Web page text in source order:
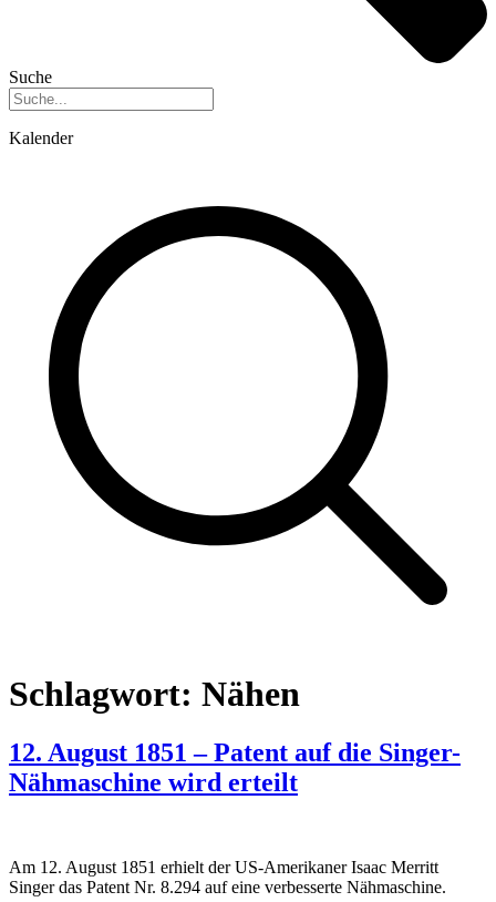
Suche
Kalender
Schlagwort: Nähen
12. August 1851 – Patent auf die Singer-
Nähmaschine wird erteilt
Am 12. August 1851 erhielt der US-Amerikaner Isaac Merritt
Singer das Patent Nr. 8.294 auf eine verbesserte Nähmaschine.